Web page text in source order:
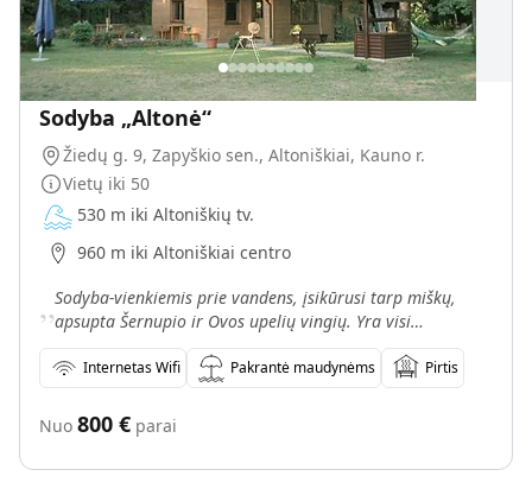
Sodyba „Altonė“
Žiedų g. 9, Zapyškio sen., Altoniškiai, Kauno r.
Vietų iki 50
530 m iki Altoniškių tv.
960 m iki Altoniškiai centro
„Sodyba-vienkiemis prie vandens, įsikūrusi tarp miškų,
apsupta Šernupio ir Ovos upelių vingių. Yra visi
patogumai, puikios sąlygos ramiam poilsiui. Kviečiami
van Internetas Wifi Pakrantė maudynėms Pirtis
Nuo 800 € parai